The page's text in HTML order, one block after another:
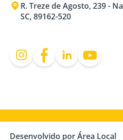
R. Treze de Agosto, 239 -
SC, 89162-520
Desenvolvido por Área Local